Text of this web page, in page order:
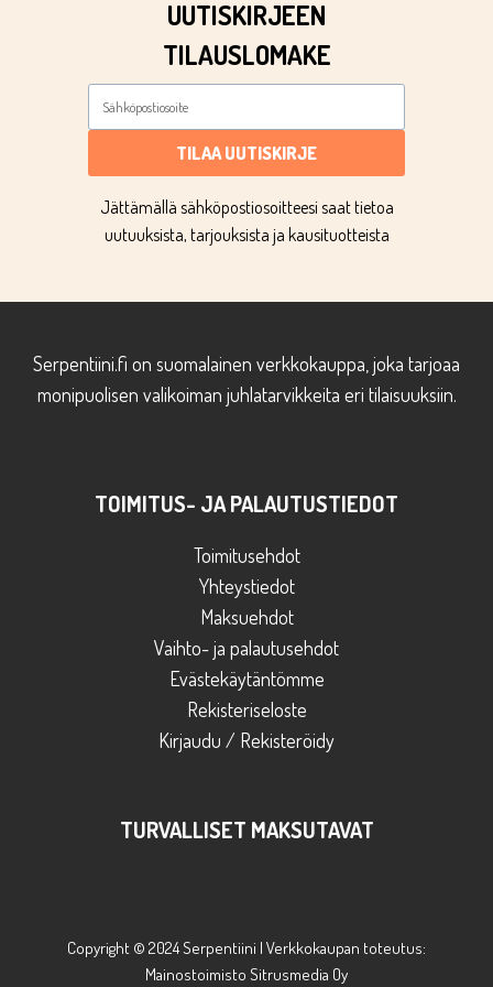
UUTISKIRJEEN
TILAUSLOMAKE
TILAA UUTISKIRJE
Jättämällä sähköpostiosoitteesi saat tietoa
uutuuksista, tarjouksista ja kausituotteista
Serpentiini.fi on suomalainen verkkokauppa, joka tarjoaa
monipuolisen valikoiman juhlatarvikkeita eri tilaisuuksiin.
TOIMITUS- JA PALAUTUSTIEDOT
Toimitusehdot
Yhteystiedot
Maksuehdot
Vaihto- ja palautusehdot
Evästekäytäntömme
Rekisteriseloste
Kirjaudu / Rekisteröidy
TURVALLISET MAKSUTAVAT
Copyright © 2024 Serpentiini | Verkkokaupan toteutus:
Mainostoimisto Sitrusmedia Oy